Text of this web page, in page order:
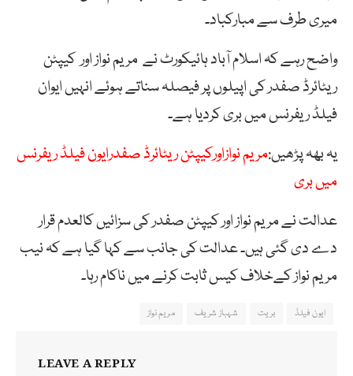
میری طرف سے مبارکباد۔
واضح رہے کہ اسلام آباد ہائیکورٹ نے مریم نواز اور کیپٹن
ریٹائرڈ صفدر کی اپیلوں پر فیصلہ سناتے ہوئے انہیں ایوان
فیلڈ ریفرنس میں بری کردیا ہے۔
یہ بھہ پڑھیں:مریم نوازاورکیپٹن ریٹائرڈ صفدرایون فیلڈ ریفرنس
میں بری
عدالت نے مریم نواز اور کیپٹن صفدر کی سزائیں کالعدم قرار
دے دی گئی ہیں۔ عدالت کی جانب سے کہا گیا ہے کہ نیب
مریم نواز کےخلاف کیس ثابت کرنے میں ناکام رہا۔
ایون فیلڈ بریت شہباز شریف مریم نواز
LEAVE A REPLY